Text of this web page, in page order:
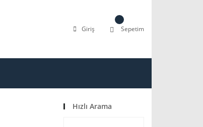
Giriş Sepetim
Hızlı Arama